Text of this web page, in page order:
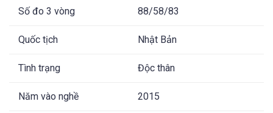
Số đo 3 vòng 88/58/83
Quốc tịch Nhật Bản
Tình trạng Độc thân
Năm vào nghề 2015